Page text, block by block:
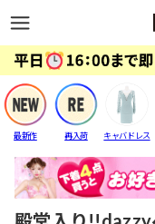
最新作 再入荷 キャバドレス